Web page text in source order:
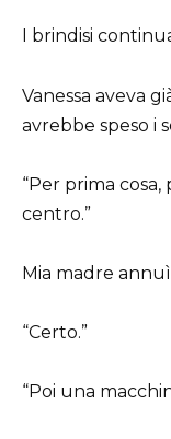
I brindisi
Vanessa aveva
avrebbe speso i
“Per prima
centro.”
Mia madre
“Certo.”
“Poi una